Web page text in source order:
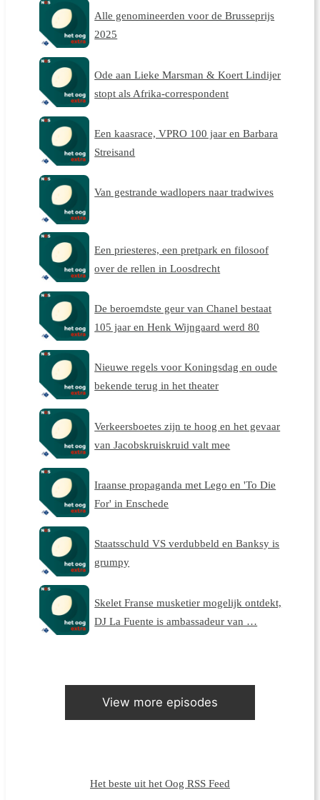
Alle genomineerden voor de Brusseprijs
2025
Ode aan Lieke Marsman & Koert Lindijer
stopt als Afrika-correspondent
Een kaasrace, VPRO 100 jaar en Barbara
Streisand
Van gestrande wadlopers naar tradwives
Een priesteres, een pretpark en filosoof
over de rellen in Loosdrecht
De beroemdste geur van Chanel bestaat
105 jaar en Henk Wijngaard werd 80
Nieuwe regels voor Koningsdag en oude
bekende terug in het theater
Verkeersboetes zijn te hoog en het gevaar
van Jacobskruiskruid valt mee
Iraanse propaganda met Lego en 'To Die
For' in Enschede
Staatsschuld VS verdubbeld en Banksy is
grumpy
Skelet Franse musketier mogelijk ontdekt,
DJ La Fuente is ambassadeur van …
View more episodes
Het beste uit het Oog RSS Feed